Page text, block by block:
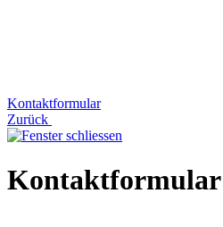
Kontaktformular
Zurück